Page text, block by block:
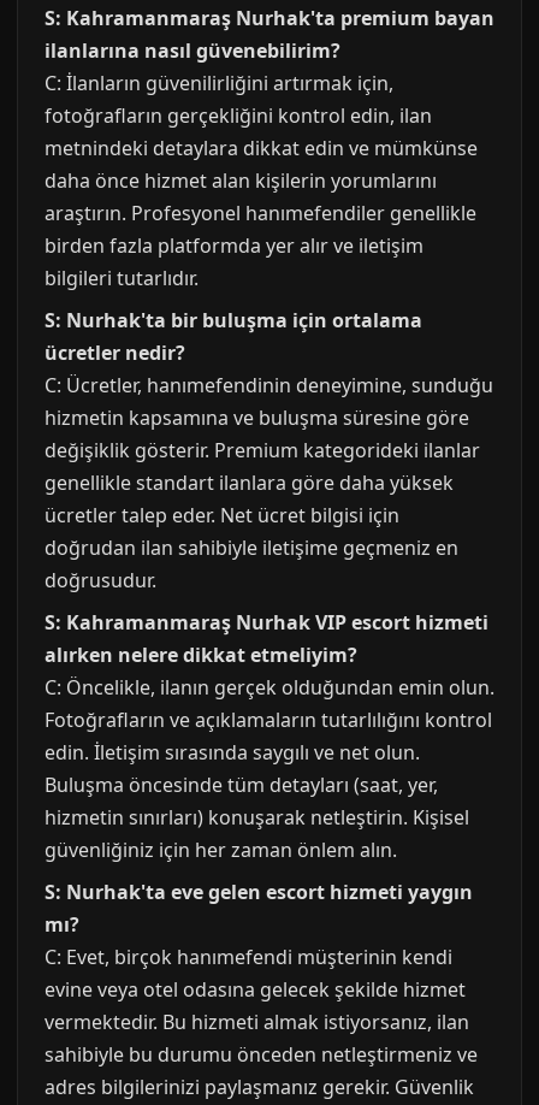
S: Kahramanmaraş Nurhak'ta premium bayan
ilanlarına nasıl güvenebilirim?
C: İlanların güvenilirliğini artırmak için,
fotoğrafların gerçekliğini kontrol edin, ilan
metnindeki detaylara dikkat edin ve mümkünse
daha önce hizmet alan kişilerin yorumlarını
araştırın. Profesyonel hanımefendiler genellikle
birden fazla platformda yer alır ve iletişim
bilgileri tutarlıdır.
S: Nurhak'ta bir buluşma için ortalama
ücretler nedir?
C: Ücretler, hanımefendinin deneyimine, sunduğu
hizmetin kapsamına ve buluşma süresine göre
değişiklik gösterir. Premium kategorideki ilanlar
genellikle standart ilanlara göre daha yüksek
ücretler talep eder. Net ücret bilgisi için
doğrudan ilan sahibiyle iletişime geçmeniz en
doğrusudur.
S: Kahramanmaraş Nurhak VIP escort hizmeti
alırken nelere dikkat etmeliyim?
C: Öncelikle, ilanın gerçek olduğundan emin olun.
Fotoğrafların ve açıklamaların tutarlılığını kontrol
edin. İletişim sırasında saygılı ve net olun.
Buluşma öncesinde tüm detayları (saat, yer,
hizmetin sınırları) konuşarak netleştirin. Kişisel
güvenliğiniz için her zaman önlem alın.
S: Nurhak'ta eve gelen escort hizmeti yaygın
mı?
C: Evet, birçok hanımefendi müşterinin kendi
evine veya otel odasına gelecek şekilde hizmet
vermektedir. Bu hizmeti almak istiyorsanız, ilan
sahibiyle bu durumu önceden netleştirmeniz ve
adres bilgilerinizi paylaşmanız gerekir. Güvenlik